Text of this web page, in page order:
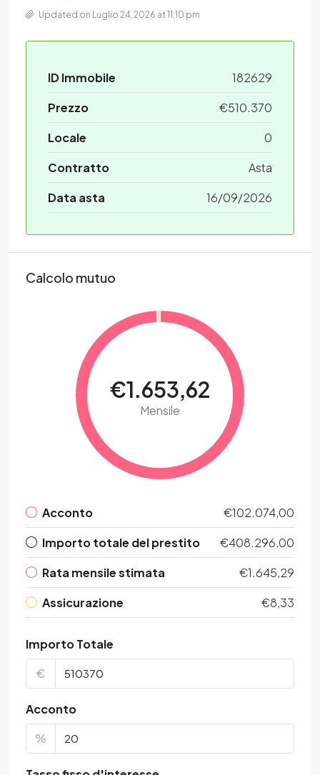
Updated on Luglio 24, 2026 at 11:10 pm
ID Immobile
182629
Prezzo
€510.370
Locale
0
Contratto
Asta
Data asta
16/09/2026
Calcolo mutuo
€1.653,62
Mensile
Acconto
€102.074,00
Importo totale del prestito
€408.296,00
Rata mensile stimata
€1.645,29
Assicurazione
€8,33
Importo Totale
€
Acconto
%